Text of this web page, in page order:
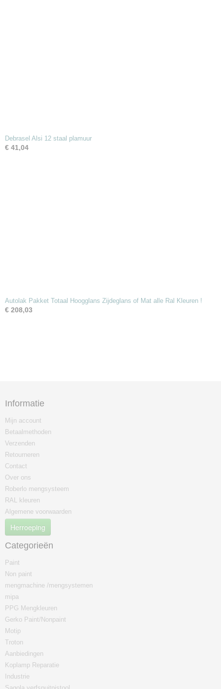
Debrasel Alsi 12 staal plamuur
€ 41,04
Autolak Pakket Totaal Hoogglans Zijdeglans of Mat alle Ral Kleuren !
€ 208,03
Informatie
Mijn account
Betaalmethoden
Verzenden
Retourneren
Contact
Over ons
Roberlo mengsysteem
RAL kleuren
Algemene voorwaarden
Herroeping
Categorieën
Paint
Non paint
mengmachine /mengsystemen
mipa
PPG Mengkleuren
Gerko Paint/Nonpaint
Motip
Troton
Aanbiedingen
Koplamp Reparatie
Industrie